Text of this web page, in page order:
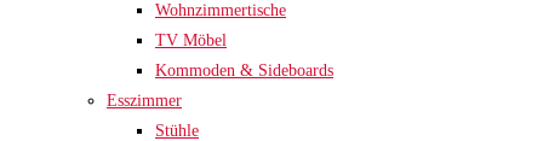
Wohnzimmertische
TV Möbel
Kommoden & Sideboards
Esszimmer
Stühle